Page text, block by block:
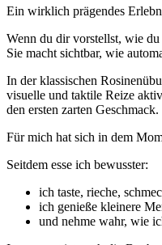
Ein wirklich prägendes
Wenn du dir vorstellst, wie du
Sie macht sichtbar, wie
In der klassischen
visuelle und taktile Reize
den ersten zarten
Für mich hat sich in dem
Seitdem esse ich bewusster:
ich taste, rieche,
ich genieße kleinere
und nehme wahr, wie